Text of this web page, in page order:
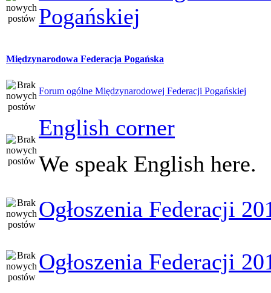
Pogańskiej
Międzynarodowa Federacja Pogańska
Forum ogólne Międzynarodowej Federacji Pogańskiej
English corner
We speak English here.
Ogłoszenia Federacji
Ogłoszenia Federacji